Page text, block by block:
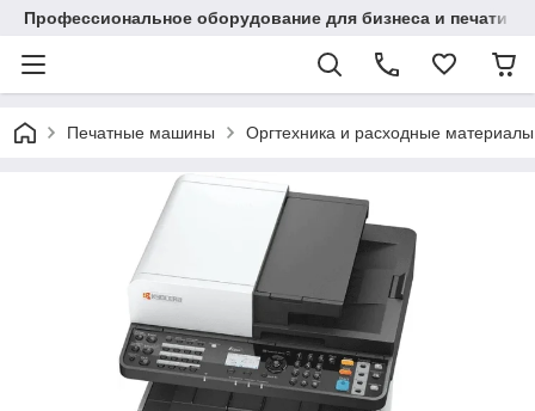
Профессиональное оборудование для бизнеса и печати в
Печатные машины Оргтехника и расходные материалы